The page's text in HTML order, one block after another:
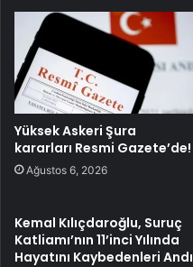
Yüksek Askeri Şura
kararları Resmi Gazete’de!
Ağustos 6, 2026
Kemal Kılıçdaroğlu, Suruç
Katliamı’nın 11’inci Yılında
Hayatını Kaybedenleri Andı